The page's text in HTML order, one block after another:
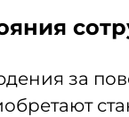
за